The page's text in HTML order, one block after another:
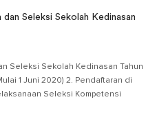
dan Seleksi Sekolah Kedinasan
Seleksi Sekolah Kedinasan Tahun
1 Juni 2020) 2. Pendaftaran di
Seleksi Kompetensi